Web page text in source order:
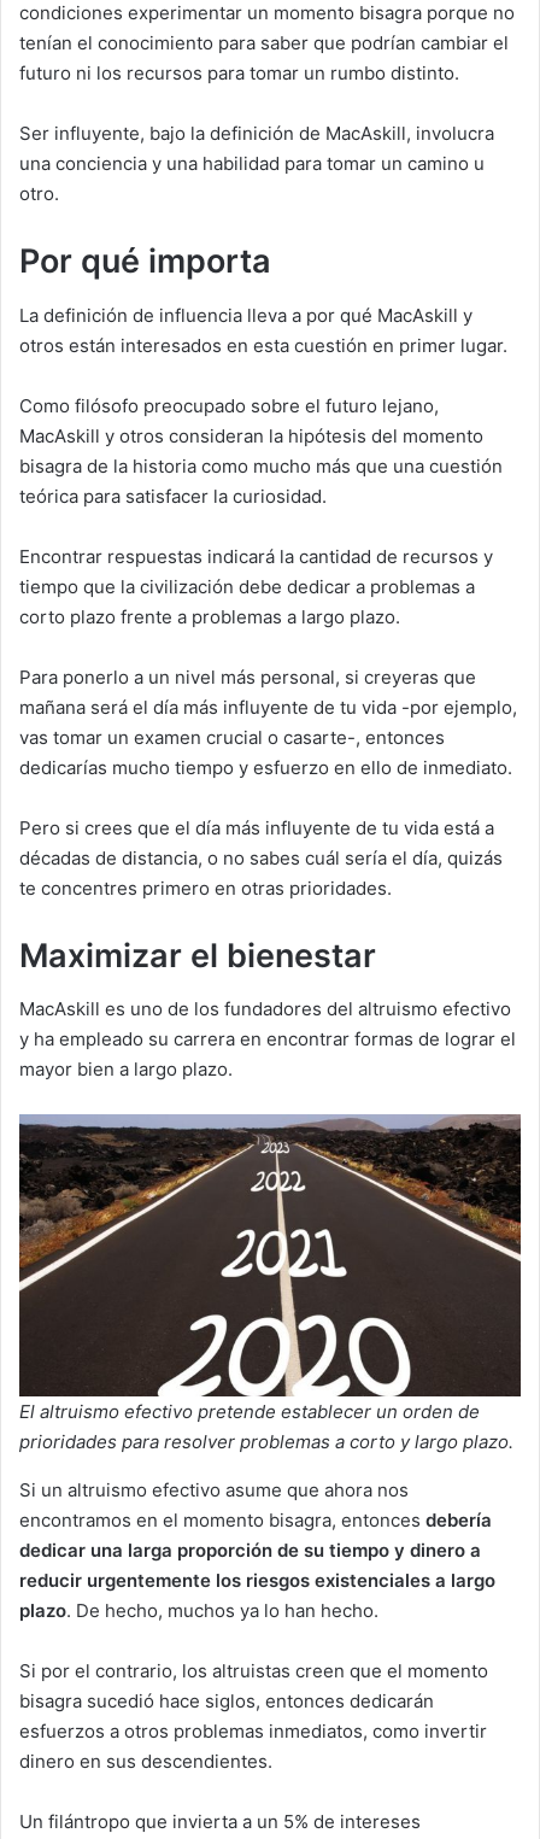
condiciones experimentar un momento bisagra porque no
tenían el conocimiento para saber que podrían cambiar el
futuro ni los recursos para tomar un rumbo distinto.
Ser influyente, bajo la definición de MacAskill, involucra
una conciencia y una habilidad para tomar un camino u
otro.
Por qué importa
La definición de influencia lleva a por qué MacAskill y
otros están interesados en esta cuestión en primer lugar.
Como filósofo preocupado sobre el futuro lejano,
MacAskill y otros consideran la hipótesis del momento
bisagra de la historia como mucho más que una cuestión
teórica para satisfacer la curiosidad.
Encontrar respuestas indicará la cantidad de recursos y
tiempo que la civilización debe dedicar a problemas a
corto plazo frente a problemas a largo plazo.
Para ponerlo a un nivel más personal, si creyeras que
mañana será el día más influyente de tu vida -por ejemplo,
vas tomar un examen crucial o casarte-, entonces
dedicarías mucho tiempo y esfuerzo en ello de inmediato.
Pero si crees que el día más influyente de tu vida está a
décadas de distancia, o no sabes cuál sería el día, quizás
te concentres primero en otras prioridades.
Maximizar el bienestar
MacAskill es uno de los fundadores del altruismo efectivo
y ha empleado su carrera en encontrar formas de lograr el
mayor bien a largo plazo.
El altruismo efectivo pretende establecer un orden de
prioridades para resolver problemas a corto y largo plazo.
Si un altruismo efectivo asume que ahora nos
encontramos en el momento bisagra, entonces debería
dedicar una larga proporción de su tiempo y dinero a
reducir urgentemente los riesgos existenciales a largo
plazo. De hecho, muchos ya lo han hecho.
Si por el contrario, los altruistas creen que el momento
bisagra sucedió hace siglos, entonces dedicarán
esfuerzos a otros problemas inmediatos, como invertir
dinero en sus descendientes.
Un filántropo que invierta a un 5% de intereses